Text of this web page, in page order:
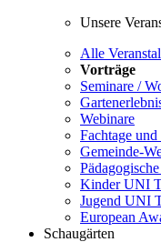
Unsere
Alle
Vorträge
Seminare /
Webinare
Fachtage
Gemeinde-
Kinder UNI
Jugend UNI
European
Schaugärten